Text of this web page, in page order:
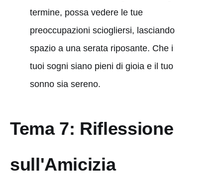
termine, possa vedere le tue
preoccupazioni sciogliersi, lasciando
spazio a una serata riposante. Che i
tuoi sogni siano pieni di gioia e il tuo
sonno sia sereno.
Tema 7: Riflessione
sull'Amicizia